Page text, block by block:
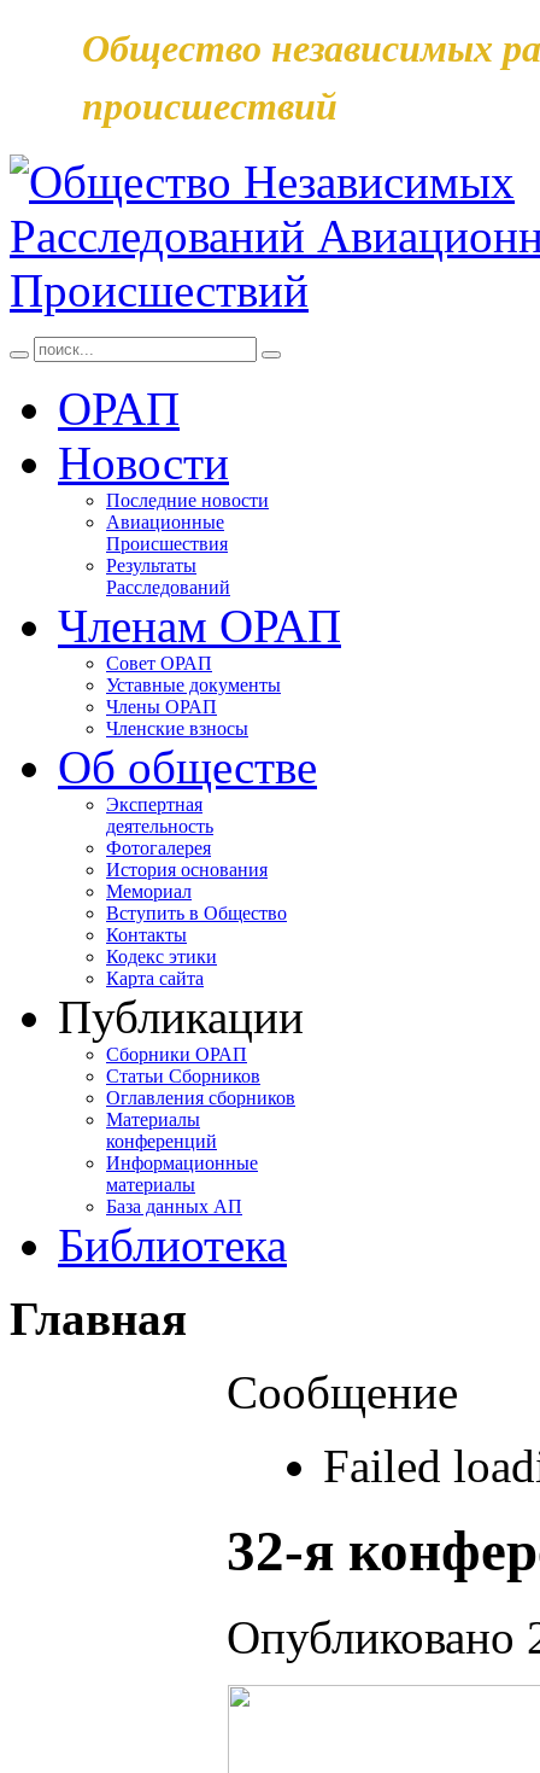
Общество независимых
происшествий
ОРАП
Новости
Последние новости
Авиационные
Происшествия
Результаты
Расследований
Членам ОРАП
Совет ОРАП
Уставные документы
Члены ОРАП
Членские взносы
Об обществе
Экспертная
деятельность
Фотогалерея
История основания
Мемориал
Вступить в Общество
Контакты
Кодекс этики
Карта сайта
Публикации
Сборники ОРАП
Статьи Сборников
Оглавления сборников
Материалы
конференций
Информационные
материалы
База данных АП
Библиотека
Главная
Сообщение
Failed
32-я
Опубликовано